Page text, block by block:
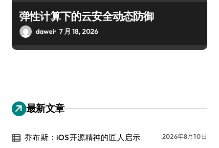
弹性计算下的云安全动态防御
dawei 7 月 18, 2026
最新文章
乔布斯：iOS开源精神的匠人启示 2026年8月10日